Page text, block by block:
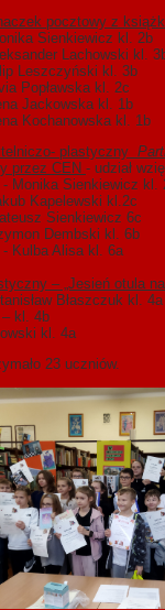
pocztowy z
Sienkiewicz kl. 2b
Lachowski kl.
Leszczyński kl. 3b
Popławska kl. 2c
Jackowska kl. 1b
Kochanowska kl. 1b
plastyczny
przez CEN - udział
- Monika Sienkiewicz kl.
Kapelewski kl.2c
Sienkiewicz 6c
Dembski kl. 6b
Kulba Alisa kl. 6a
– „Jesień otula
Błaszczuk kl. 4a
kl. 4b
kl. 4a
23 uczniów.